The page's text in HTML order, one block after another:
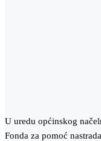
U uredu općinskog
Fonda za pomoć